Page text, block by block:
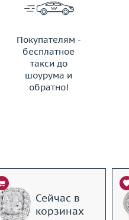
Покупателям -
бесплатное
такси до
шоурума и
обратно!
ЗАКАЗАТЬ ТАКСИ
Сейчас в
корзинах